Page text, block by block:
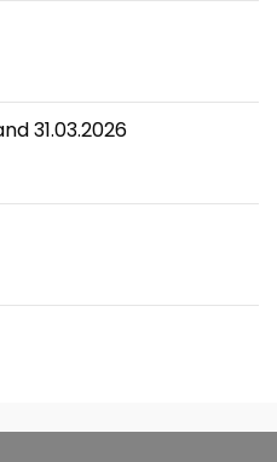
31.03.2026